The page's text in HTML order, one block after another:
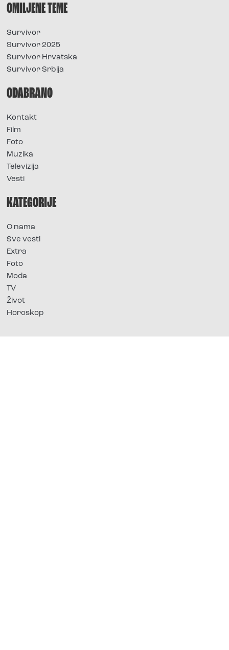
OMILJENE TEME
Survivor
Survivor 2025
Survivor Hrvatska
Survivor Srbija
ODABRANO
Kontakt
Film
Foto
Muzika
Televizija
Vesti
KATEGORIJE
O nama
Sve vesti
Extra
Foto
Moda
TV
Život
Horoskop